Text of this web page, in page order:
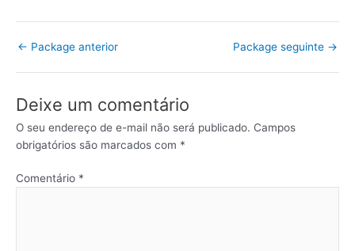
← Package anterior Package seguinte →
Deixe um comentário
O seu endereço de e-mail não será publicado. Campos
obrigatórios são marcados com *
Comentário *